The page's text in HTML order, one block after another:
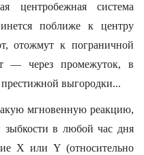
центробежная система
поближе к центру
отожмут к пограничной
— через промежуток, в
престижной выгородки...
мгновенную реакцию,
зыбкости в любой час дня
X или Y (относительно